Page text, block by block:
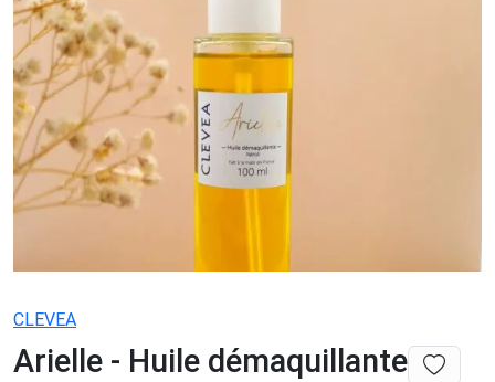
CLEVEA
Arielle - Huile démaquillante